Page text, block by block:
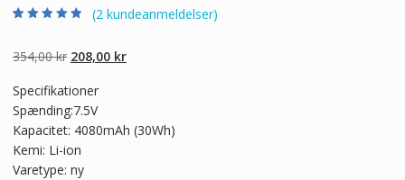
baseret på
kundebedømme
(2 kundeanmeldelser)
354,00kr Den
pris
var:
354,00 kr.
208,00 krDen
208,00 kr.
Specifikationer
Spænding:7.5V
Kapacitet: 4080mAh (30Wh)
Kemi: Li-ion
Varetype: ny